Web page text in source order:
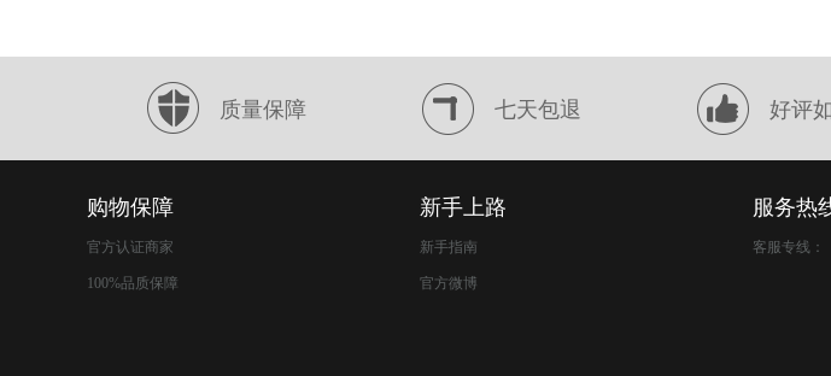
质量保障 七天包退 好评
购物保障
官方认证商家
100%品质保障
新手上路
新手指南
官方微博
服务热
客服专线：